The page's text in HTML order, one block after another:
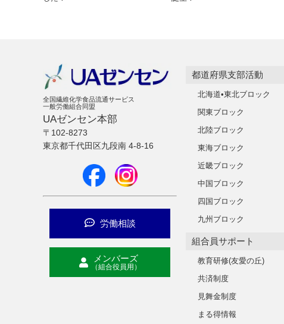
全国繊維化学食品流通サービス
一般労働組合同盟
UAゼンセン本部
〒102-8273
東京都千代田区九段南 4-8-16
労働相談
メンバーズ
（組合役員用）
都道府県支部活動
北海道•東北ブロック
関東ブロック
北陸ブロック
東海ブロック
近畿ブロック
中国ブロック
四国ブロック
九州ブロック
組合員サポート
教育研修(友愛の丘)
共済制度
見舞金制度
まる得情報